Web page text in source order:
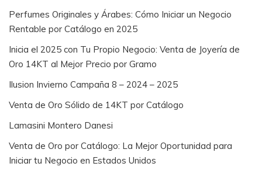
Perfumes Originales y Árabes: Cómo Iniciar un Negocio
Rentable por Catálogo en 2025
Inicia el 2025 con Tu Propio Negocio: Venta de Joyería de
Oro 14KT al Mejor Precio por Gramo
Ilusion Invierno Campaña 8 – 2024 – 2025
Venta de Oro Sólido de 14KT por Catálogo
Lamasini Montero Danesi
Venta de Oro por Catálogo: La Mejor Oportunidad para
Iniciar tu Negocio en Estados Unidos